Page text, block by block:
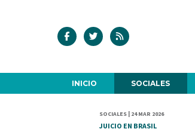
INICIO SOCIALES
SOCIALES | 24 MAR 2026
JUICIO EN BRASIL